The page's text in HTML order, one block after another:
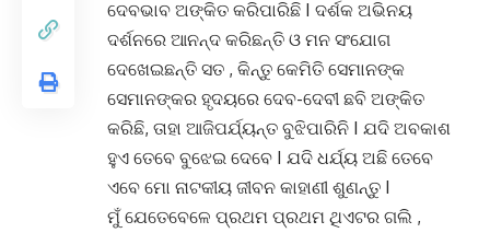
ଦେବଭାବ ଅଙ୍କିତ କରିପାରିଛି I ଦର୍ଶକ ଅଭିନୟ
ଦର୍ଶନରେ ଆନନ୍ଦ କରିଛନ୍ତି ଓ ମନ ସଂଯୋଗ
ଦେଖେଇଛନ୍ତି ସତ , କିନ୍ତୁ କେମିତି ସେମାନଙ୍କ
ସେମାନଙ୍କର ହୃଦୟରେ ଦେବ-ଦେବୀ ଛବି ଅଙ୍କିତ
କରିଛି, ତାହା ଆଜିପର୍ଯ୍ୟନ୍ତ ବୁଝିପାରିନି I ଯଦି ଅବକାଶ
ହୁଏ ତେବେ ବୁଝେଇ ଦେବେ I ଯଦି ଧର୍ଯ୍ୟ ଅଛି ତେବେ
ଏବେ ମୋ ନାଟକୀୟ ଜୀବନ କାହାଣୀ ଶୁଣନ୍ତୁ I
ମୁଁ ଯେତେବେଳେ ପ୍ରଥମ ପ୍ରଥମ ଥିଏଟର ଗଲି ,